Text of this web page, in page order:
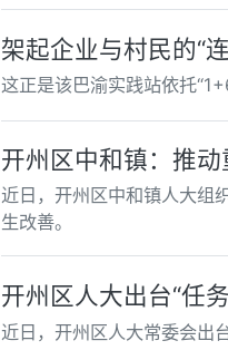
架起企业与村民的“
这正是该巴渝实践站依托
开州区中和镇：推
近日，开州区中和镇人大组
生改善。
开州区人大出台“任
近日，开州区人大常委会出